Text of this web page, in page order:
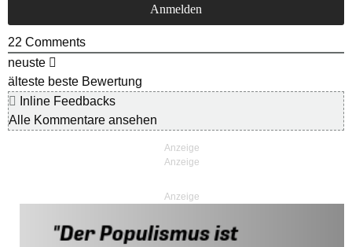
22 Comments
neuste
älteste beste Bewertung
Inline Feedbacks
Alle Kommentare ansehen
Anzeige